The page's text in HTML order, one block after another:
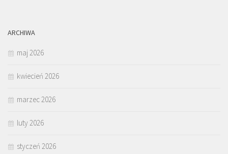
ARCHIWA
maj 2026
kwiecień 2026
marzec 2026
luty 2026
styczeń 2026